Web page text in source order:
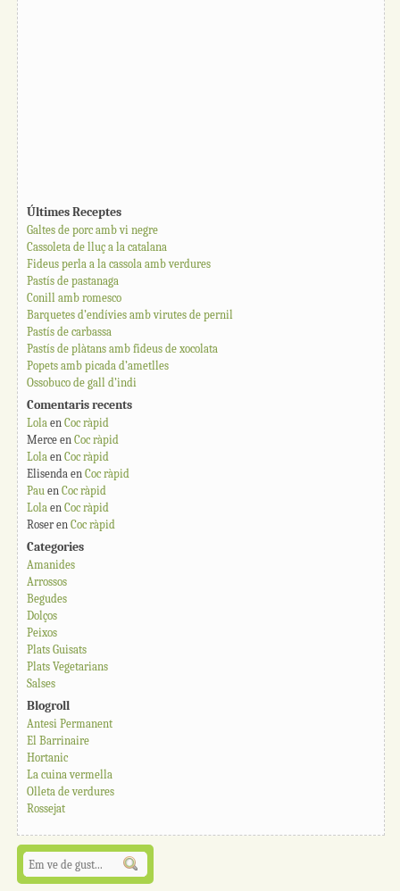
Últimes Receptes
Galtes de porc amb vi negre
Cassoleta de lluç a la catalana
Fideus perla a la cassola amb verdures
Pastís de pastanaga
Conill amb romesco
Barquetes d’endívies amb virutes de pernil
Pastís de carbassa
Pastís de plàtans amb fideus de xocolata
Popets amb picada d’ametlles
Ossobuco de gall d’indi
Comentaris recents
Lola en Coc ràpid
Merce en Coc ràpid
Lola en Coc ràpid
Elisenda en Coc ràpid
Pau en Coc ràpid
Lola en Coc ràpid
Roser en Coc ràpid
Categories
Amanides
Arrossos
Begudes
Dolços
Peixos
Plats Guisats
Plats Vegetarians
Salses
Blogroll
Antesi Permanent
El Barrinaire
Hortanic
La cuina vermella
Olleta de verdures
Rossejat